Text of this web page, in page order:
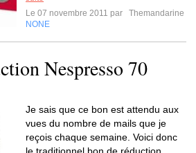
Le 07 novembre 2011 par
Themandarine
NONE
Nespresso 70
Je sais que ce bon est attendu aux
vues du nombre de mails que je
reçois chaque semaine. Voici donc